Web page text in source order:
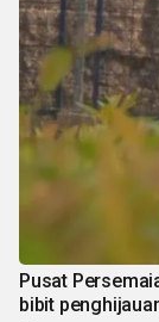
Pusat
bibit